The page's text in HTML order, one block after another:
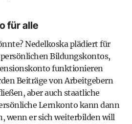
für alle
Nedelkoska plädiert für
Bildungskontos,
funktionieren
Beiträge von Arbeitgebern
aber auch staatliche
Lernkonto kann dann
wenn er sich weiterbilden will